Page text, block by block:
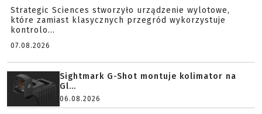
Strategic Sciences stworzyło urządzenie wylotowe,
które zamiast klasycznych przegród wykorzystuje
kontrolo...
07.08.2026
Sightmark G-Shot montuje kolimator na
Gl...
06.08.2026